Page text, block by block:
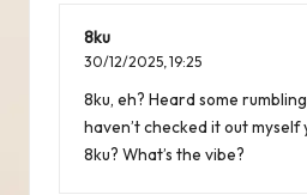
8ku
30/12/2025, 19:25
8ku, eh? Heard some
haven’t checked it out myself
8ku? What’s the vibe?